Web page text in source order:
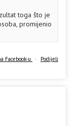
toga što je
promijenio
Facebook-u · Podijeli